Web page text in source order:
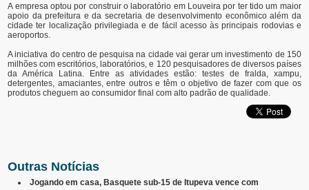
A empresa optou por construir o laboratório em Louveira por ter tido um maior
apoio da prefeitura e da secretaria de desenvolvimento econômico além da
cidade ter localização privilegiada e de fácil acesso às principais rodovias e
aeroportos.
A iniciativa do centro de pesquisa na cidade vai gerar um investimento de 150
milhões com escritórios, laboratórios, e 120 pesquisadores de diversos países
da América Latina. Entre as atividades estão: testes de fralda, xampu,
detergentes, amaciantes, entre outros e têm o objetivo de fazer com que os
produtos cheguem ao consumidor final com alto padrão de qualidade.
Outras Notícias
Jogando em casa, Basquete sub-15 de Itupeva vence com